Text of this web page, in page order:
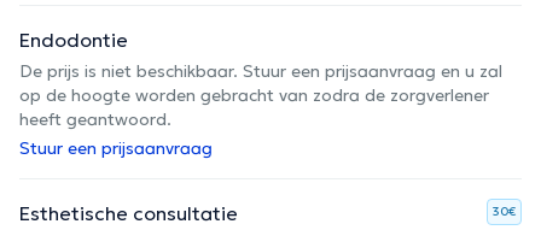
Endodontie
De prijs is niet beschikbaar. Stuur een prijsaanvraag en u zal
op de hoogte worden gebracht van zodra de zorgverlener
heeft geantwoord.
Stuur een prijsaanvraag
Esthetische consultatie 30€